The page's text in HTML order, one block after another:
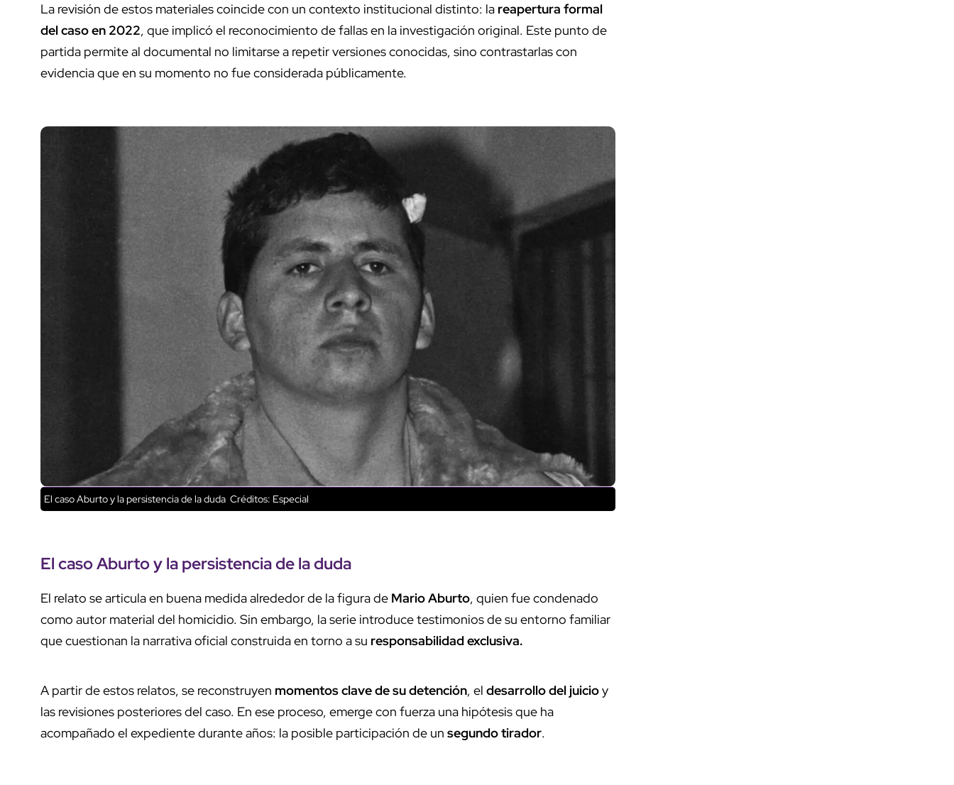
La revisión de estos materiales coincide con un contexto institucional distinto: la reapertura formal
del caso en 2022, que implicó el reconocimiento de fallas en la investigación original. Este punto de
partida permite al documental no limitarse a repetir versiones conocidas, sino contrastarlas con
evidencia que en su momento no fue considerada públicamente.
El caso Aburto y la persistencia de la duda Créditos: Especial
El caso Aburto y la persistencia de la duda
El relato se articula en buena medida alrededor de la figura de Mario Aburto, quien fue condenado
como autor material del homicidio. Sin embargo, la serie introduce testimonios de su entorno familiar
que cuestionan la narrativa oficial construida en torno a su responsabilidad exclusiva.
A partir de estos relatos, se reconstruyen momentos clave de su detención, el desarrollo del juicioy
las revisiones posteriores del caso. En ese proceso, emerge con fuerza una hipótesis que ha
acompañado el expediente durante años: la posible participación de un segundo tirador.